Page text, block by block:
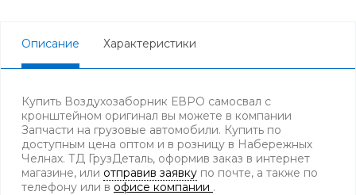
Описание Характеристики
Купить Воздухозаборник ЕВРО самосвал с
кронштейном оригинал вы можете в компании
Запчасти на грузовые автомобили. Купить по
доступным цена оптом и в розницу в Набережных
Челнах. ТД ГрузДеталь, оформив заказ в интернет
магазине, или отправив заявку по почте, а также по
телефону или в офисе компании .